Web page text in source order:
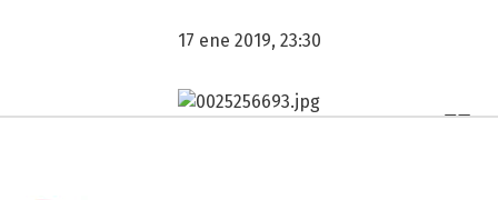
17 ene 2019, 23:30